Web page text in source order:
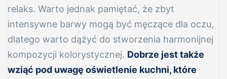
relaks. Warto jednak pamiętać, że zbyt
intensywne barwy mogą być męczące dla oczu,
dlatego warto dążyć do stworzenia harmonijnej
kompozycji kolorystycznej. Dobrze jest także
wziąć pod uwagę oświetlenie kuchni, które